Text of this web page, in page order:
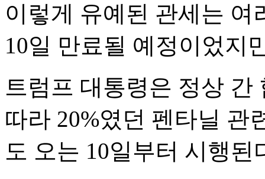
이렇게 유예된 관세는 여
10일 만료될 예정이었지
트럼프 대통령은 정상 간
따라 20%였던 펜타닐 관
도 오는 10일부터 시행된